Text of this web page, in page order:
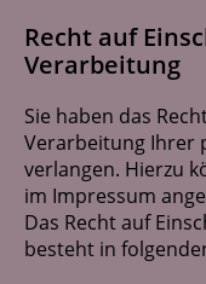
Recht auf
Verarbeitung
Sie haben das
Verarbeitung Ihrer
verlangen. Hierzu
im Impressum
Das Recht auf
besteht in